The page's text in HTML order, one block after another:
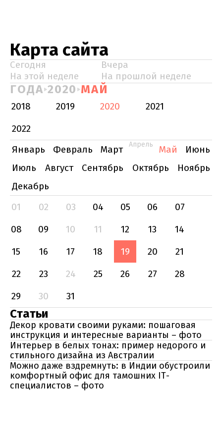
Карта сайта
Сегодня
Вчера
На этой неделе
На прошлой неделе
ГОДА 2020 МАЙ
2018 2019 2020
2021
2022
Январь
Февраль Март Апрель Май
Июнь
Июль
Август Сентябрь Октябрь
Ноябрь
Декабрь
01
02 03 04 05 06
07
08
09 10 11 12 13
14
15
16 17 18 19 20
21
22
23 24 25 26 27
28
29
30 31
Статьи
Декор кровати своими руками: пошаговая
инструкция и интересные варианты – фото
Интерьер в белых тонах: пример недорого и
стильного дизайна из Австралии
Можно даже вздремнуть: в Индии обустроили
комфортный офис для тамошних IT-
специалистов – фото